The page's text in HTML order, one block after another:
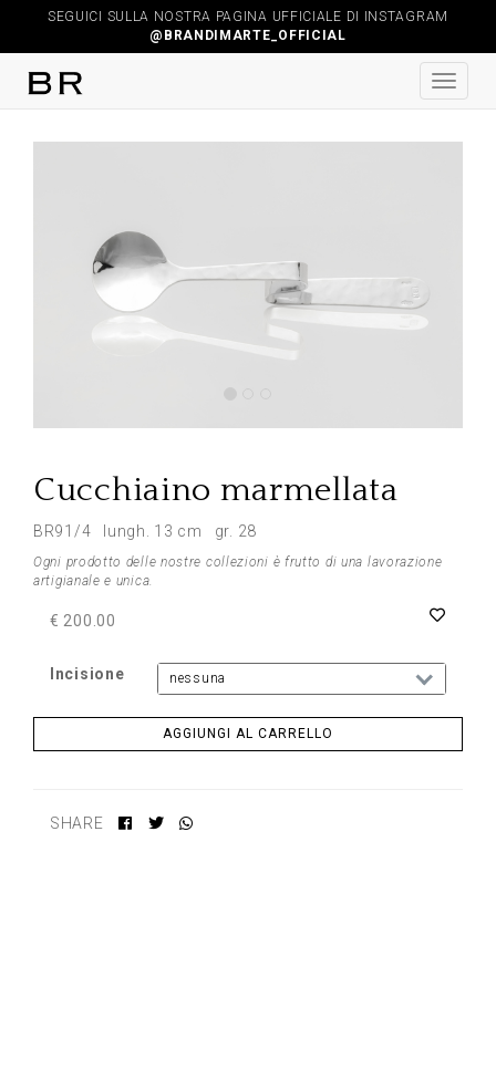
SEGUICI SULLA NOSTRA PAGINA UFFICIALE DI INSTAGRAM
@BRANDIMARTE_OFFICIAL
Cucchiaino marmellata
BR91/4 lungh. 13 cm gr. 28
Ogni prodotto delle nostre collezioni è frutto di una lavorazione
artigianale e unica.
€ 200.00
Incisione nessuna
AGGIUNGI AL CARRELLO
SHARE